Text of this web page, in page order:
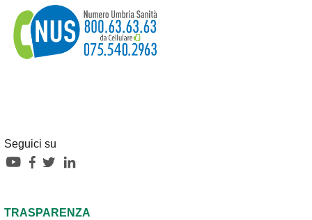
Seguici su
TRASPARENZA